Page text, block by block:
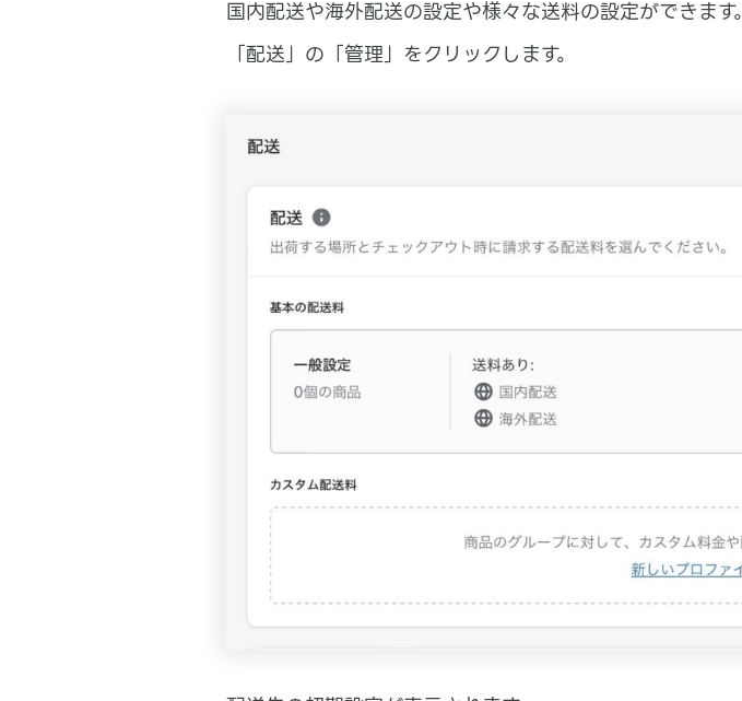
国内配送や海外配送の設定や様々な送料の設定ができます。
「配送」の「管理」をクリックします。